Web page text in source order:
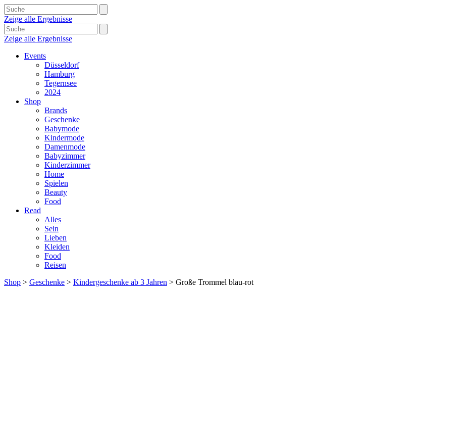
Zeige alle Ergebnisse
Zeige alle Ergebnisse
Events
Düsseldorf
Hamburg
Tegernsee
2024
Shop
Brands
Geschenke
Babymode
Kindermode
Damenmode
Babyzimmer
Kinderzimmer
Home
Spielen
Beauty
Food
Read
Alles
Sein
Lieben
Kleiden
Food
Reisen
Shop > Geschenke > Kindergeschenke ab 3 Jahren > Große Trommel blau-rot